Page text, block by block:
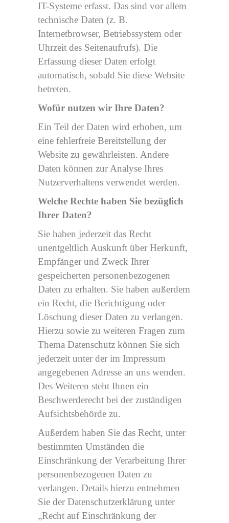
IT-Systeme erfasst. Das sind vor allem
technische Daten (z. B.
Internetbrowser, Betriebssystem oder
Uhrzeit des Seitenaufrufs). Die
Erfassung dieser Daten erfolgt
automatisch, sobald Sie diese Website
betreten.
Wofür nutzen wir Ihre Daten?
Ein Teil der Daten wird erhoben, um
eine fehlerfreie Bereitstellung der
Website zu gewährleisten. Andere
Daten können zur Analyse Ihres
Nutzerverhaltens verwendet werden.
Welche Rechte haben Sie bezüglich
Ihrer Daten?
Sie haben jederzeit das Recht
unentgeltlich Auskunft über Herkunft,
Empfänger und Zweck Ihrer
gespeicherten personenbezogenen
Daten zu erhalten. Sie haben außerdem
ein Recht, die Berichtigung oder
Löschung dieser Daten zu verlangen.
Hierzu sowie zu weiteren Fragen zum
Thema Datenschutz können Sie sich
jederzeit unter der im Impressum
angegebenen Adresse an uns wenden.
Des Weiteren steht Ihnen ein
Beschwerderecht bei der zuständigen
Aufsichtsbehörde zu.
Außerdem haben Sie das Recht, unter
bestimmten Umständen die
Einschränkung der Verarbeitung Ihrer
personenbezogenen Daten zu
verlangen. Details hierzu entnehmen
Sie der Datenschutzerklärung unter
„Recht auf Einschränkung der